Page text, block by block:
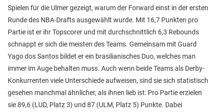
Spielen für die Ulmer gezeigt, warum der Forward einst in der ersten
Runde des NBA-Drafts ausgewählt wurde. Mit 16,7 Punkten pro
Partie ist er ihr Topscorer und mit durchschnittlich 6,3 Rebounds
schnappt er sich die meisten des Teams. Gemeinsam mit Guard
Yago dos Santos bildet er ein brasilianisches Duo, welches man
immer im Auge behalten muss. Auch wenn beide Teams als Derby-
Konkurrenten viele Unterschiede aufweisen, sind sie sich statistisch
gesehen manchmal ähnlicher, als ihnen lieb ist: Pro Partie erzielen
sie 89,6 (LUD, Platz 3) und 87 (ULM, Platz 5) Punkte. Dabei